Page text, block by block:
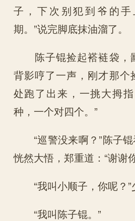
子，下次别犯到爷的
期。”说完脚底抹油溜了。
陈子锟捡起褡裢袋，
背影哼了一声，刚才那个
处跑了出来，一挑大拇
种，一个对四个。”
“巡警没来啊？”陈子锟
恍然大悟，郑重道：“谢谢
“我叫小顺子，你呢？”
“我叫陈子锟。”